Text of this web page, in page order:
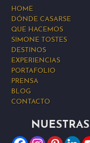
HOME
DÓNDE CASARSE
QUE HACEMOS
SIMONE TOSTES
DESTINOS
EXPERIENCIAS
PORTAFOLIO
PRENSA
BLOG
CONTACTO